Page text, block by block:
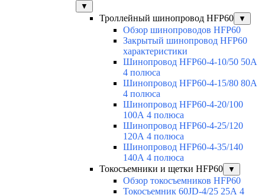
▼
Троллейный шинопровод HFP60 ▼
Обзор шинопроводов HFP60
Закрытый шинопровод HFP60
характеристики
Шинопровод HFP60-4-10/50 50А
4 полюса
Шинопровод HFP60-4-15/80 80А
4 полюса
Шинопровод HFP60-4-20/100
100А 4 полюса
Шинопровод HFP60-4-25/120
120А 4 полюса
Шинопровод HFP60-4-35/140
140А 4 полюса
Токосъемники и щетки HFP60
▼
Обзор токосъемников HFP60
Токосъемник 60JD-4/25 25А 4